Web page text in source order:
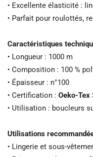
• Excellente élasticité :
• Parfait pour roulottés,
Caractéristiques
• Longueur : 1000 m
• Composition : 100 %
• Épaisseur : n°100
• Certification : Oeko-Tex
• Utilisation : boucleurs
Utilisations
• Lingerie et sous-